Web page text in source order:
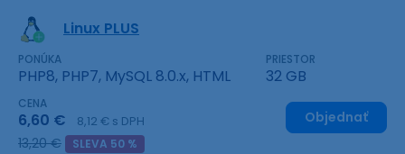
Linux PLUS
PONÚKA
PHP8, PHP7, MySQL 8.0.x, HTML
PRIESTOR
32 GB
CENA
6,60 € 8,12 € s DPH
13,20 € SLEVA 50 %
Objednať